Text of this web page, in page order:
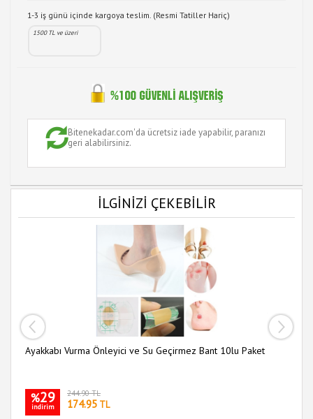
1-3 iş günü içinde kargoya teslim. (Resmi Tatiller Hariç)
1500 TL ve üzeri
Bitenekadar.com'da ücretsiz iade yapabilir, paranızı
geri alabilirsiniz.
İLGİNİZİ ÇEKEBİLİR
Ayakkabı Vurma Önleyici ve Su Geçirmez Bant 10lu Paket
%29
indirim
244.90 TL
174.95 TL